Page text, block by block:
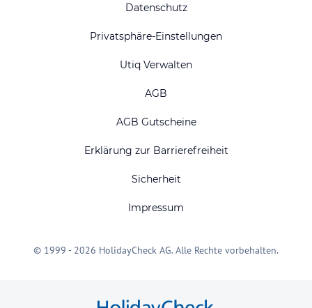
Datenschutz
Privatsphäre-Einstellungen
Utiq Verwalten
AGB
AGB Gutscheine
Erklärung zur Barrierefreiheit
Sicherheit
Impressum
© 1999 - 2026 HolidayCheck AG. Alle Rechte vorbehalten.